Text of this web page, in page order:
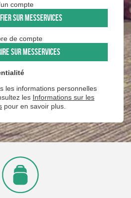
compte
SUR MESSERVICES
de compte
SUR MESSERVICES
les informations personnelles
les Informations sur les
pour en savoir plus.